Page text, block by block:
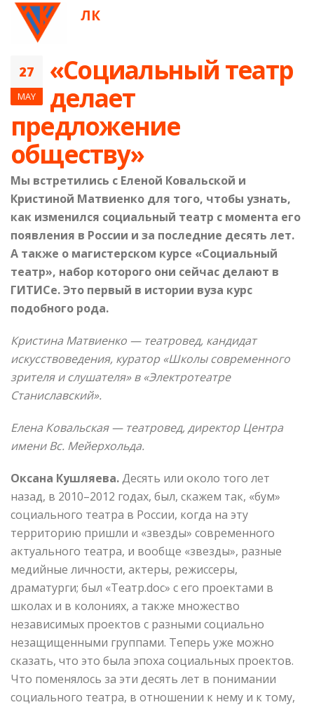
ЛК
27
MAY
«Cоциальный театр
делает
предложение
обществу»
Мы встретились с Еленой Ковальской и
Кристиной Матвиенко для того, чтобы узнать,
как изменился социальный театр с момента его
появления в России и за последние десять лет.
А также о магистерском курсе «Социальный
театр», набор которого они сейчас делают в
ГИТИСе. Это первый в истории вуза курс
подобного рода.
Кристина Матвиенко — театровед, кандидат
искусствоведения, куратор «Школы современного
зрителя и слушателя» в «Электротеатре
Станиславский».
Елена Ковальская — театровед, директор Центра
имени Вс. Мейерхольда.
Оксана Кушляева.Десять или около того лет
назад, в 2010–2012 годах, был, скажем так, «бум»
социального театра в России, когда на эту
территорию пришли и «звезды» современного
актуального театра, и вообще «звезды», разные
медийные личности, актеры, режиссеры,
драматурги; был «Театр.doc» с его проектами в
школах и в колониях, а также множество
независимых проектов с разными социально
незащищенными группами. Теперь уже можно
сказать, что это была эпоха социальных проектов.
Что поменялось за эти десять лет в понимании
социального театра, в отношении к нему и к тому,